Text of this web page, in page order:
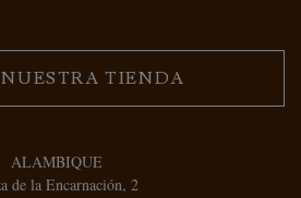
TIENDA
ALAMBIQUE
de la Encarnación, 2